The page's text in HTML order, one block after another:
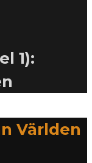
1):
Världen